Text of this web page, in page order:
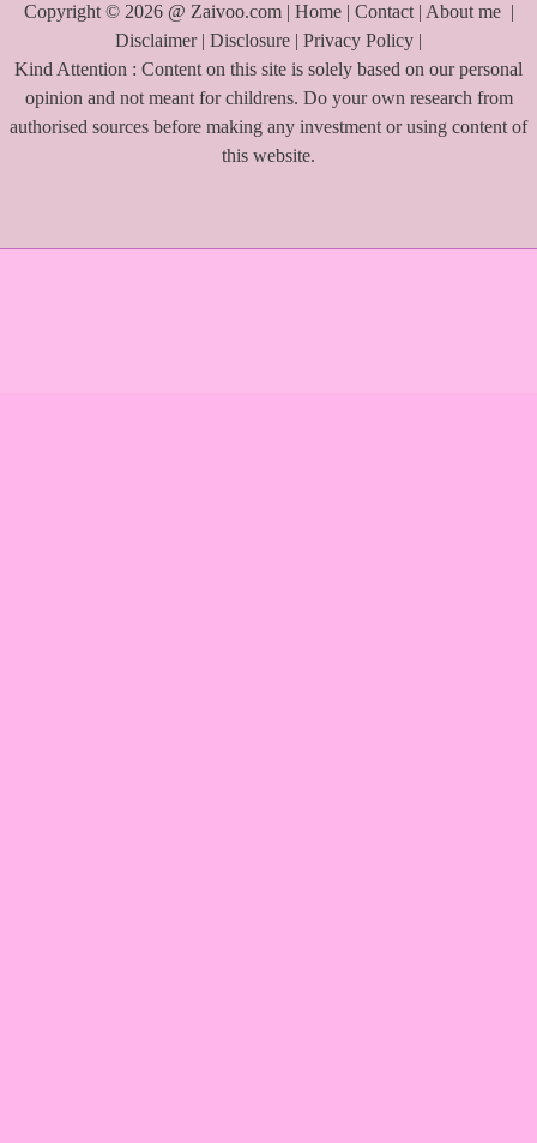
Copyright © 2026 @ Zaivoo.com | Home| Contact| About me |
Disclaimer| Disclosure | Privacy Policy |
Kind Attention : Content on this site is solely based on our personal
opinion and not meant for childrens. Do your own research from
authorised sources before making any investment or using content of
this website.